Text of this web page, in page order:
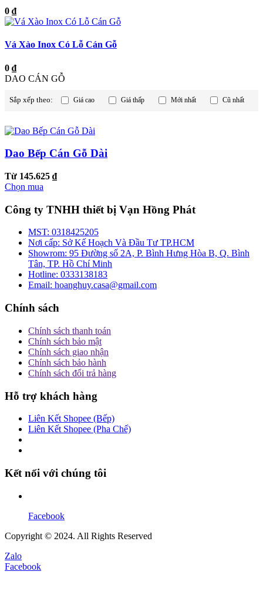
0 ₫
Vá Xào Inox Có Lỗ Cán Gỗ
0 ₫
DAO CÁN GỖ
Sắp xếp theo: Giá cao Giá thấp Mới nhất Cũ nhất
Dao Bếp Cán Gỗ Dài
Từ 145.625 ₫
Chọn mua
Công ty TNHH thiết bị Vạn Hồng Phát
MST: 0318425205
Nơi cấp: Sở Kế Hoạch Và Đầu Tư TP.HCM
Showrom: 95 Đường số 2A, P. Bình Hưng Hòa B, Q. Bình
Tân, TP. Hồ Chí Minh
Hotline: 0333138183
Email: hoanghuy.casa@gmail.com
Chính sách
Chính sách thanh toán
Chính sách bảo mật
Chính sách giao nhận
Chính sách bảo hành
Chính sách đổi trả hàng
Hỗ trợ khách hàng
Liên Kết Shopee (Bếp)
Liên Kết Shopee (Pha Chế)
Kết nối với chúng tôi
Facebook
Copyright © 2024. All Rights Reserved
Zalo
Facebook